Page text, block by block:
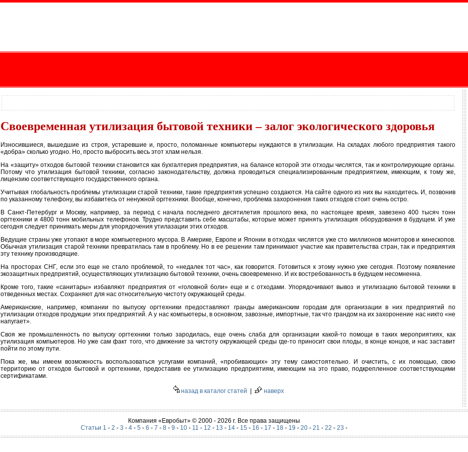
Своевременная утилизация бытовой техники – залог экологического здоровья
Износившиеся, вышедшие из строя, устаревшие и, просто, поломанные компьютеры нуждаются в утилизации. На складах любого предприятия такого
«добра» сколько угодно. Но, просто выбросить весь этот хлам нельзя.
На «защиту» отходов бытовой техники становится как бухгалтерия предприятия, на балансе которой эти отходы числятся, так и контролирующие органы.
Потому что утилизация бытовой техники, согласно законодательству, должна проводиться специализированным предприятием, имеющим, к тому же,
лицензию соответствующего государственного органа.
Учитывая глобальность проблемы утилизации старой техники, такие предприятия успешно создаются. На сайте одного из них вы находитесь. И, позвонив
по указанному телефону, вы избавитесь от ненужной оргтехники. Вообще, конечно, проблема захоронения таких отходов стоит очень остро.
В Санкт-Петербург и Москву, например, за период с начала последнего десятилетия прошлого века, по настоящее время, завезено 400 тысяч тонн
оргтехники и 4800 тонн мобильных телефонов. Трудно представить себе масштабы, которые может принять утилизация оборудования в будущем. И уже
сегодня следует принимать меры для упорядочения утилазации этих отходов.
Ведущие страны уже утопают в море компьютерного мусора. В Америке, Европе и Японии в отходах числятся уже сто миллионов мониторов и кинескопов.
Обычная утилизация старой техники превратилась там в проблему. Но в ее решении там принимают участие как правительства стран, так и предприятия
эту технику производящие.
На просторах СНГ, если это еще не стало проблемой, то «недалек тот час», как говорится. Готовиться к этому нужно уже сегодня. Поэтому появление
экозащитных предприятий, осуществляющих утилизацию бытовой техники, очень своевременно. И их востребованность в будущем несомненна.
Кроме того, такие «санитары» избавляют предприятия от «головной боли» еще и с отходами. Упорядочивают вывоз и утилизацию бытовой техники в
отведенных местах. Сохраняют для нас относительную чистоту окружающей среды.
Американские, например, компании по выпуску оргтехники предоставляют гранды американским городам для организации в них предприятий по
утилизации отходов продукции этих предприятий. А у нас компьютеры, в основном, завозные, импортные, так что грандом на их захоронение нас никто «не
напугает».
Своя же промышленность по выпуску оргтехники только зародилась, еще очень слаба для организации какой-то помощи в таких мероприятиях, как
утилизация компьютеров. Но уже сам факт того, что движение за чистоту окружающей среды где-то приносит свои плоды, в конце концов, и нас заставит
пойти по этому пути.
Пока же, мы имеем возможность воспользоваться услугами компаний, «пробивающих» эту тему самостоятельно. И очистить, с их помощью, свою
территорию от отходов бытовой и оргтехники, предоставив ее утилизацию предприятиям, имеющим на это право, подкрепленное соответствующими
сертификатами.
назад в каталог статей наверх
Компания «Евробыт» © 2000 - 2026 г. Все права защищены
Статьи 1 - 2 - 3 - 4- 5 - 6 - 7 - 8- 9 - 10- 11 - 12 - 13 - 14- 15 - 16 - 17 - 18- 19 - 20- 21 - 22 - 23 -